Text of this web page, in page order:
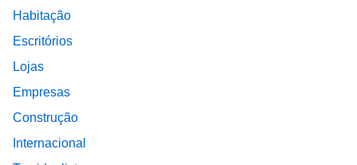
Habitação
Escritórios
Lojas
Empresas
Construção
Internacional